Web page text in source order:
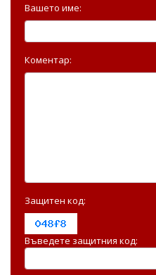
Вашето име:
Коментар:
Защитен код:
Въведете защитния код: